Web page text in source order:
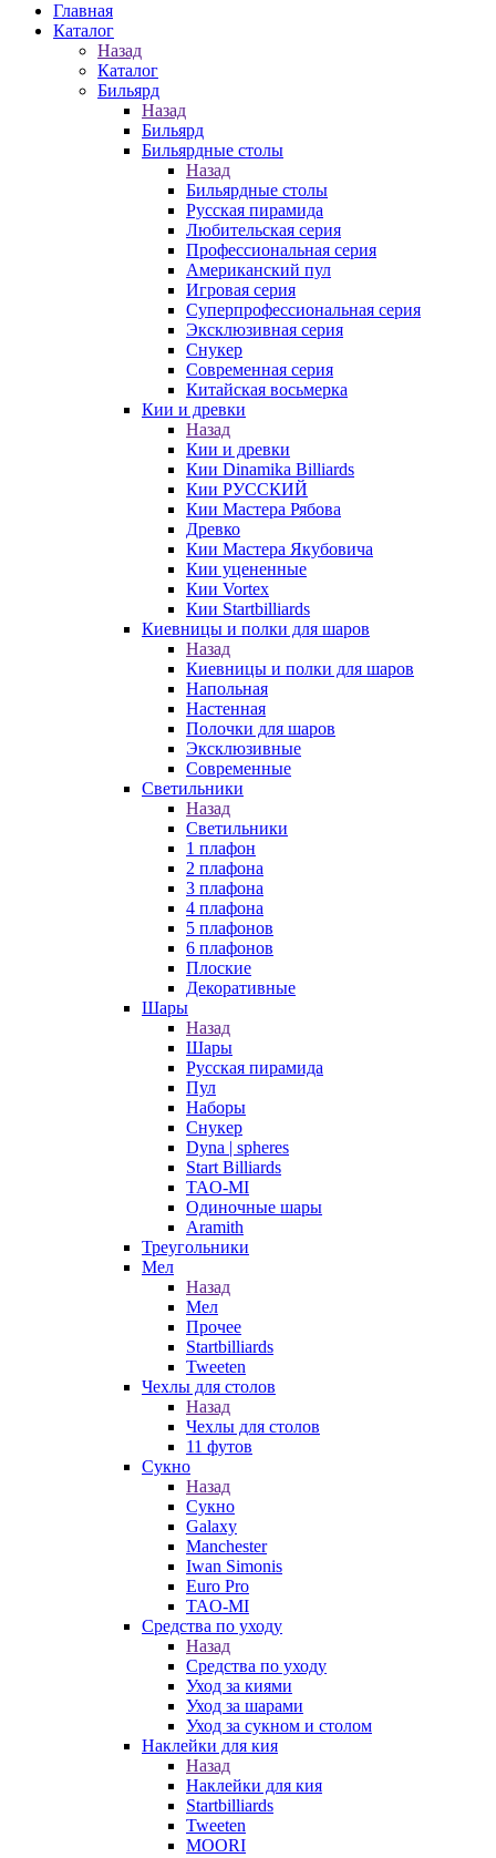
Главная
Каталог
Назад
Каталог
Бильярд
Назад
Бильярд
Бильярдные столы
Назад
Бильярдные столы
Русская пирамида
Любительская серия
Профессиональная серия
Американский пул
Игровая серия
Суперпрофессиональная серия
Эксклюзивная серия
Снукер
Современная серия
Китайская восьмерка
Кии и древки
Назад
Кии и древки
Кии Dinamika Billiards
Кии РУССКИЙ
Кии Мастера Рябова
Древко
Кии Мастера Якубовича
Кии уцененные
Кии Vortex
Кии Startbilliards
Киевницы и полки для шаров
Назад
Киевницы и полки для шаров
Напольная
Настенная
Полочки для шаров
Эксклюзивные
Современные
Светильники
Назад
Светильники
1 плафон
2 плафона
3 плафона
4 плафона
5 плафонов
6 плафонов
Плоские
Декоративные
Шары
Назад
Шары
Русская пирамида
Пул
Наборы
Снукер
Dyna | spheres
Start Billiards
TAO-MI
Одиночные шары
Aramith
Треугольники
Мел
Назад
Мел
Прочее
Startbilliards
Tweeten
Чехлы для столов
Назад
Чехлы для столов
11 футов
Сукно
Назад
Сукно
Galaxy
Manchester
Iwan Simonis
Euro Pro
TAO-MI
Средства по уходу
Назад
Средства по уходу
Уход за киями
Уход за шарами
Уход за сукном и столом
Наклейки для кия
Назад
Наклейки для кия
Startbilliards
Tweeten
MOORI